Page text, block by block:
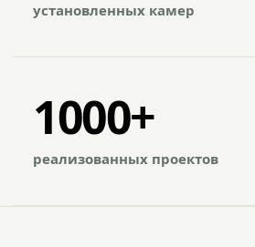
установленных камер
1000+
реализованных проектов